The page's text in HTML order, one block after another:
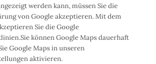
werden kann, müssen Sie die
von Google akzeptieren. Mit dem
Sie die Google
können Google Maps dauerhaft
Google Maps in unseren
aktivieren.